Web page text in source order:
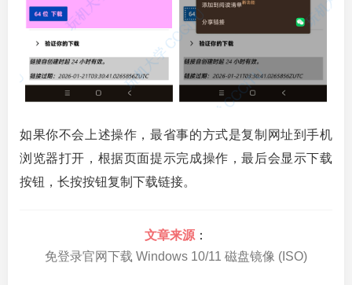
如果你不会上述操作，最省事的方式是复制网址到手机
浏览器打开，根据页面提示完成操作，最后会显示下载
按钮，长按按钮复制下载链接。
文章来源 ：
免登录官网下载 Windows 10/11 磁盘镜像 (ISO)